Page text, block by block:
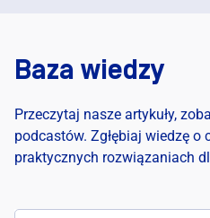
Baza wiedzy
Kariera
Baza wiedzy
Przeczytaj nasze artykuły,
podcastów. Zgłębiaj wiedzę
praktycznych rozwiązaniach